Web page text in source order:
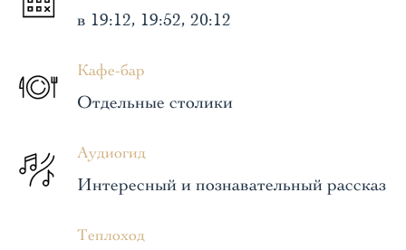
в 19:12, 19:52, 20:12
Кафе-бар
Отдельные столики
Аудиогид
Интересный и познавательный рассказ
Теплоход